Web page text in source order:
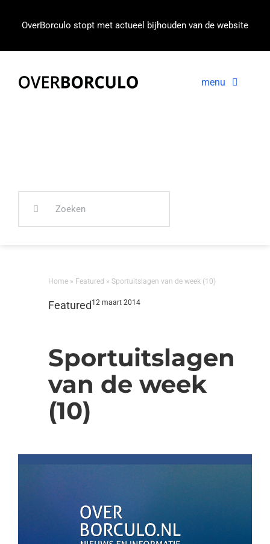
OverBorculo stopt met actueel bijhouden van de website
menu
Home » Featured »Sportuitslagen van de week (10)
Featured12 maart 2014
Sportuitslagen
van de week
(10)